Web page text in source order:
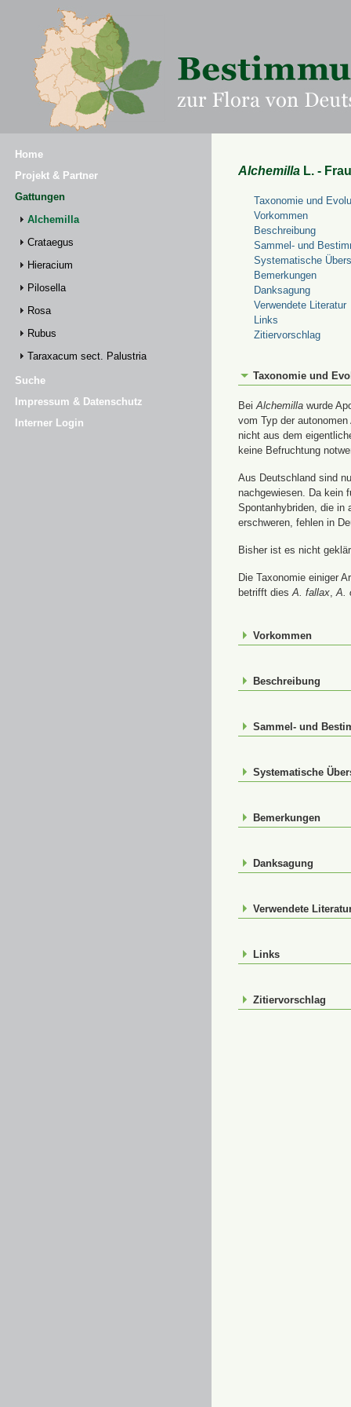
Home
Projekt & Partner
Gattungen
Alchemilla
Crataegus
Hieracium
Pilosella
Rosa
Rubus
Taraxacum sect. Palustria
Suche
Impressum & Datenschutz
Interner Login
Alchemilla L. -
Taxonomie und
Vorkommen
Beschreibung
Sammel- und
Systematische
Bemerkungen
Danksagung
Verwendete Literatur
Links
Zitiervorschlag
Taxonomie und
BeiAlchemilla wurde
vom Typ der
nicht aus dem
keine Befruchtung
Aus Deutschland sind
nachgewiesen. Da kein
Spontanhybriden, die in
erschweren, fehlen in
Bisher ist es nicht
Die Taxonomie einiger
betrifft diesA. fallax,A.
Vorkommen
Beschreibung
Sammel- und
Systematische
Bemerkungen
Danksagung
Verwendete
Links
Zitiervorschlag